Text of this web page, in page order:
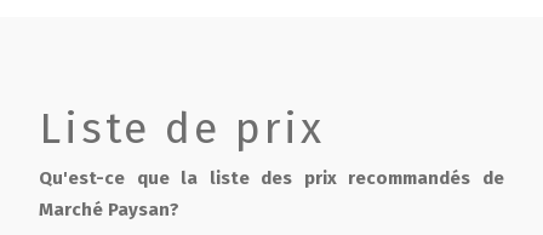
Liste de prix
Qu'est-ce que la liste des prix recommandés de
Marché Paysan?
Revue de presse
Guide de la vente directe